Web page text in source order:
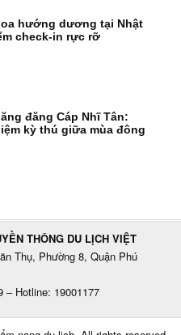
hướng dương tại Nhật
check-in rực rỡ
đăng Cáp Nhĩ Tân:
kỳ thú giữa mùa đông
THÔNG DU LỊCH VIỆT
Thụ, Phường 8, Quận Phú
– Hotline: 19001177